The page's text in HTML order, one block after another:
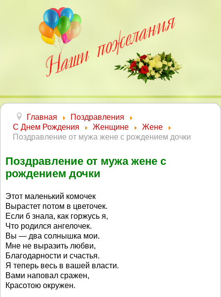
Главная
Поздравления
С Днем Рождения
Женщине
Жене
Поздравление от мужа жене с рождением дочки
Поздравление от мужа жене с
рождением дочки
Этот маленький комочек
Вырастет потом в цветочек.
Если б знала, как горжусь я,
Что родился ангелочек.
Вы — два солнышка мои.
Мне не выразить любви,
Благодарности и счастья.
Я теперь весь в вашей власти.
Вами наповал сражен,
Красотою окружен.